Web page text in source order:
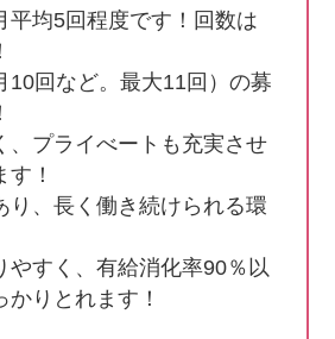
均5回程度です！回数は
回など。最大11回）の募
プライべートも充実させ
！
、長く働き続けられる環
すく、有給消化率90％以
りとれます！